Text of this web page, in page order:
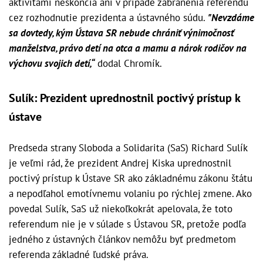
aktivitami neskončia ani v prípade zabránenia referendu
cez rozhodnutie prezidenta a ústavného súdu. "Nevzdáme
sa dovtedy, kým Ústava SR nebude chrániť výnimočnosť
manželstva, právo detí na otca a mamu a nárok rodičov na
výchovu svojich detí,“dodal Chromík.
Sulík: Prezident uprednostnil poctivý prístup k
ústave
Predseda strany Sloboda a Solidarita (SaS) Richard Sulík
je veľmi rád, že prezident Andrej Kiska uprednostnil
poctivý prístup k Ústave SR ako základnému zákonu štátu
a nepodľahol emotívnemu volaniu po rýchlej zmene. Ako
povedal Sulík, SaS už niekoľkokrát apelovala, že toto
referendum nie je v súlade s Ústavou SR, pretože podľa
jedného z ústavných článkov nemôžu byť predmetom
referenda základné ľudské práva.